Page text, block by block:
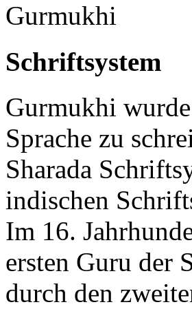
Gurmukhi
Schriftsystem
Gurmukhi
Sprache zu
Sharada
indischen
Im 16.
ersten Guru der
durch den